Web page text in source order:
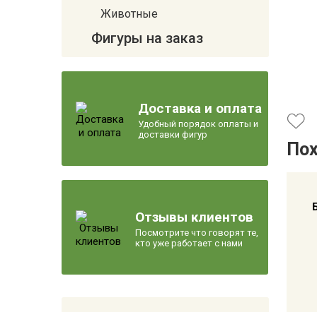
Животные
Фигуры на заказ
Доставка и оплата
Удобный порядок оплаты и
доставки фигур
Отзывы клиентов
Посмотрите что говорят те,
кто уже работает с нами